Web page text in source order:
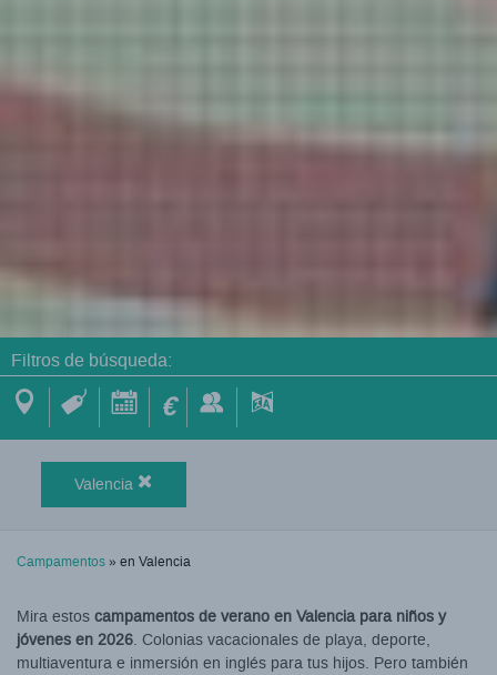
Filtros de búsqueda:
€
Valencia
Campamentos» en Valencia
Mira estos campamentos de verano en Valencia para niños y
jóvenes en 2026. Colonias vacacionales de playa, deporte,
multiaventura e inmersión en inglés para tus hijos. Pero también